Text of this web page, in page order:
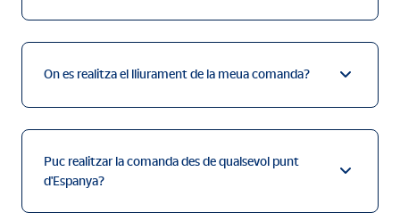
On es realitza el lliurament de la meua comanda?
Puc realitzar la comanda des de qualsevol punt
d'Espanya?